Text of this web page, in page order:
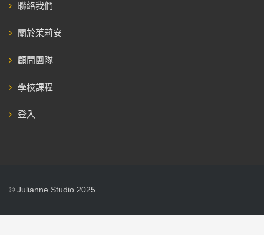
聯絡我們
關於茱莉安
顧問團隊
學校課程
登入
© Julianne Studio 2025